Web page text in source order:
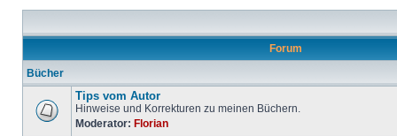
Forum
Bücher
Tips vom Autor
Hinweise und Korrekturen zu meinen Büchern.
Moderator: Florian